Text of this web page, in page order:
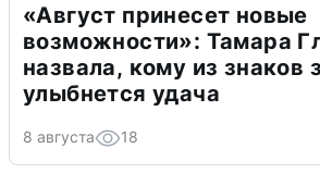
«Август принесет новые
возможности»: Тамара
назвала, кому из знаков
улыбнется удача
8 августа 18